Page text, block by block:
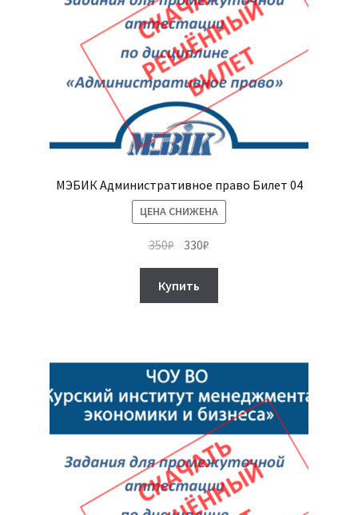
МЭБИК Административное право Билет 04
ЦЕНА СНИЖЕНА
350₽ Первоначальная
составляла
350₽.
330₽
Купить